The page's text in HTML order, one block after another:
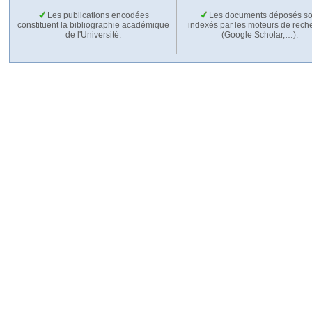
Les publications encodées
constituent la bibliographie académique
de l'Université.
Les documents déposés
indexés par les moteurs de
(Google Scholar,…).